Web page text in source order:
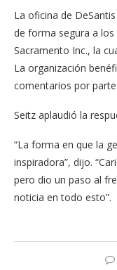
La oficina de
de forma segura a los
Sacramento Inc., la
La organización
comentarios por parte
Seitz aplaudió la
“La forma en que la
inspiradora”, dijo.
pero dio un paso al
noticia en todo esto”.